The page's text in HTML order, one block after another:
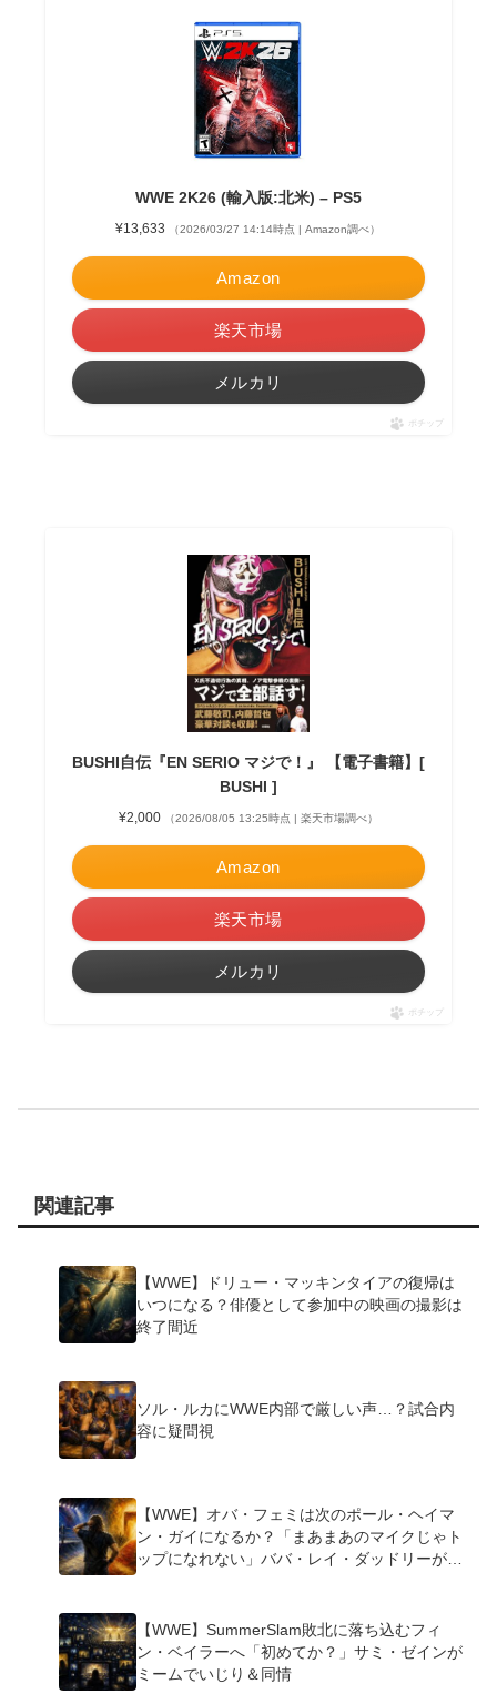
WWE 2K26 (輸入版:北米) – PS5
¥13,633 （2026/03/27 14:14時点 | Amazon調べ）
Amazon
楽天市場
メルカリ
ポチップ
BUSHI自伝『EN SERIO マジで！』 【電子書籍】[
BUSHI ]
¥2,000 （2026/08/05 13:25時点 | 楽天市場調べ）
Amazon
楽天市場
メルカリ
ポチップ
関連記事
【WWE】ドリュー・マッキンタイアの復帰は
いつになる？俳優として参加中の映画の撮影は
終了間近
ソル・ルカにWWE内部で厳しい声…？試合内
容に疑問視
【WWE】オバ・フェミは次のポール・ヘイマ
ン・ガイになるか？「まあまあのマイクじゃト
ップになれない」ババ・レイ・ダッドリーが指
【WWE】SummerSlam敗北に落ち込むフィ
ン・ベイラーへ「初めてか？」サミ・ゼインが
ミームでいじり＆同情